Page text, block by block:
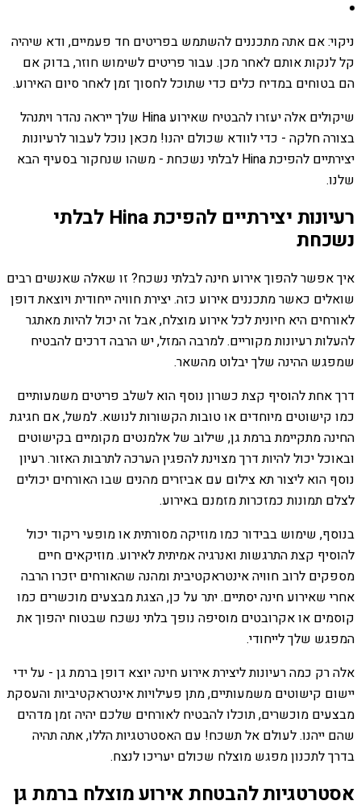
ניקוי: אם אתה מתכננים להשתמש בפריטים חד פעמיים, ודא שיהיה
קל לנקות אותם לאחר מכן. עבור פריטים לשימוש חוזר, בדוק אם
הם בטוחים במדיח כלים כדי שתוכל לחסוך זמן לאחר סיום האירוע.
שיקולים אלה יעזרו להבטיח שאירוע Hina שלך ייראה נהדר ויתנהל
בצורה חלקה - כדי לוודא שכולם יהנו! מכאן נוכל לעבור לרעיונות
יצירתיים להפיכת Hina לבלתי נשכחת - משהו שנחקור בסעיף הבא
שלנו.
רעיונות יצירתיים להפיכת Hina לבלתי
נשכחת
איך אפשר להפוך אירוע חינה לבלתי נשכח? זו שאלה שאנשים רבים
שואלים כאשר מתכננים אירוע כזה. יצירת חוויה ייחודית ויוצאת דופן
לאורחים היא חיונית לכל אירוע מוצלח, אבל זה יכול להיות מאתגר
להעלות רעיונות מקוריים. למרבה המזל, יש הרבה דרכים להבטיח
שמפגש ההינה שלך יבלוט מהשאר.
דרך אחת להוסיף קצת כשרון נוסף הוא לשלב פריטים משמעותיים
כמו קישוטים מיוחדים או טובות הקשורות לנושא. למשל, אם חגיגת
החינה מתקיימת ברמת גן, שילוב של אלמנטים מקומיים בקישוטים
ובאוכל יכול להיות דרך מצוינת להפגין הערכה לתרבות האזור. רעיון
נוסף הוא ליצור תא צילום עם אביזרים מהנים שבו האורחים יכולים
לצלם תמונות כמזכרות מזמנם באירוע.
בנוסף, שימוש בבידור כמו מוזיקה מסורתית או מופעי ריקוד יכול
להוסיף קצת התרגשות ואנרגיה אמיתית לאירוע. מוזיקאים חיים
מספקים לרוב חוויה אינטראקטיבית ומהנה שהאורחים יזכרו הרבה
אחרי שאירוע חינה יסתיים. יתר על כן, הצגת מבצעים מוכשרים כמו
קוסמים או אקרובטים מוסיפה נופך בלתי נשכח שבטוח יהפוך את
המפגש שלך לייחודי.
אלה רק כמה רעיונות ליצירת אירוע חינה יוצא דופן ברמת גן - על ידי
יישום קישוטים משמעותיים, מתן פעילויות אינטראקטיביות והעסקת
מבצעים מוכשרים, תוכלו להבטיח לאורחים שלכם יהיה זמן מדהים
שהם ייהנו. לעולם אל תשכח! עם האסטרטגיות הללו, אתה תהיה
בדרך לתכנון מפגש מוצלח שכולם יעריכו לנצח.
אסטרטגיות להבטחת אירוע מוצלח ברמת גן